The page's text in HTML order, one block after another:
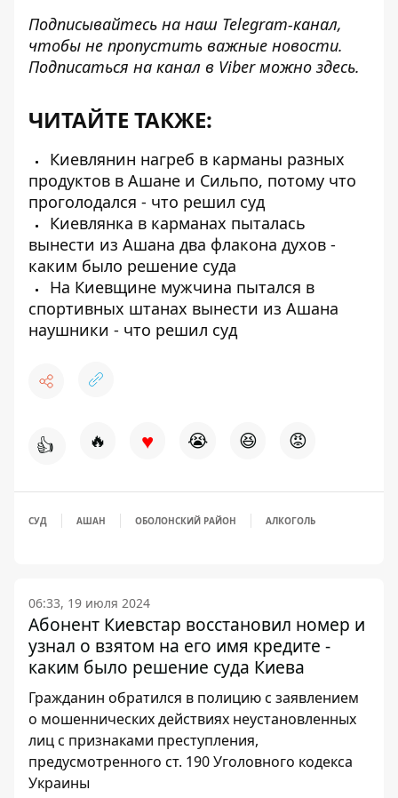
Подписывайтесь на наш Telegram-канал,
чтобы не пропустить важные новости.
Подписаться на канал в Viber можно здесь.
ЧИТАЙТЕ ТАКЖЕ:
Киевлянин нагреб в карманы разных
продуктов в Ашане и Сильпо, потому что
проголодался - что решил суд
Киевлянка в карманах пыталась
вынести из Ашана два флакона духов -
каким было решение суда
На Киевщине мужчина пытался в
спортивных штанах вынести из Ашана
наушники - что решил суд
👍 🔥 ♥ 😭 😆 😡
СУД АШАН ОБОЛОНСКИЙ РАЙОН АЛКОГОЛЬ
06:33, 19 июля 2024
Абонент Киевстар восстановил номер и
узнал о взятом на его имя кредите -
каким было решение суда Киева
Гражданин обратился в полицию с заявлением
о мошеннических действиях неустановленных
лиц с признаками преступления,
предусмотренного ст. 190 Уголовного кодекса
Украины